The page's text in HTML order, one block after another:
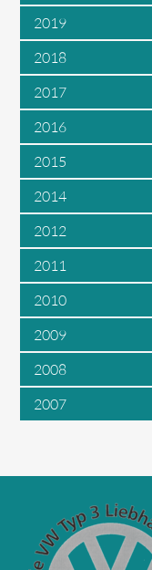
2019
2018
2017
2016
2015
2014
2012
2011
2010
2009
2008
2007